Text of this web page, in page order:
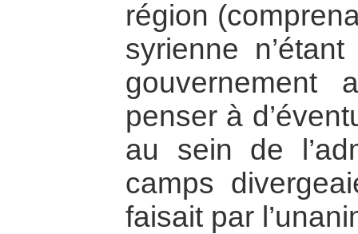
région
syrienne
gouvernement
penser à
au sein de
camps
faisait par